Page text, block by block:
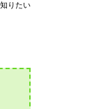
りたい